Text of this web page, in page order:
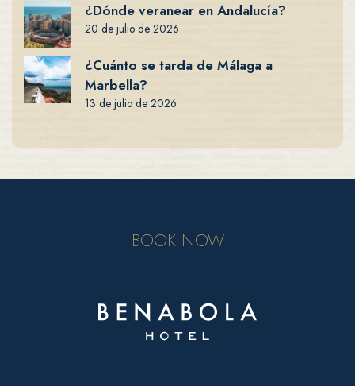
¿Dónde veranear en Andalucía?
20 de julio de 2026
¿Cuánto se tarda de Málaga a
Marbella?
13 de julio de 2026
BOOK NOW